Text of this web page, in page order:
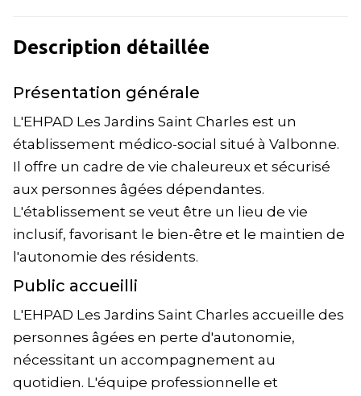
Description détaillée
Présentation générale
L'EHPAD Les Jardins Saint Charles est un
établissement médico-social situé à Valbonne.
Il offre un cadre de vie chaleureux et sécurisé
aux personnes âgées dépendantes.
L'établissement se veut être un lieu de vie
inclusif, favorisant le bien-être et le maintien de
l'autonomie des résidents.
Public accueilli
L'EHPAD Les Jardins Saint Charles accueille des
personnes âgées en perte d'autonomie,
nécessitant un accompagnement au
quotidien. L'équipe professionnelle et